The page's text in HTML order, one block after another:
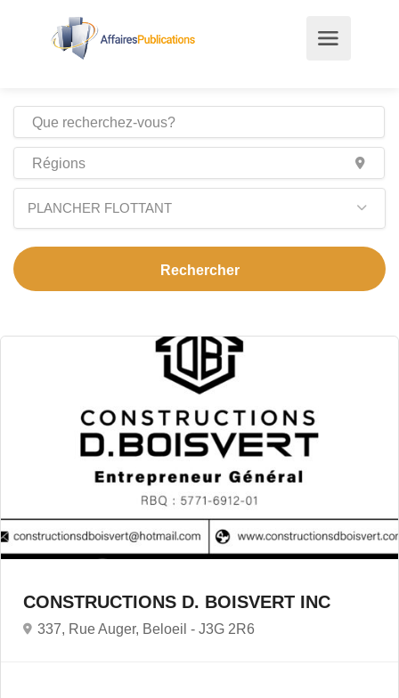
PLANCHER FLOTTANT
CONSTRUCTIONS D. BOISVERT INC
337, Rue Auger, Beloeil - J3G 2R6